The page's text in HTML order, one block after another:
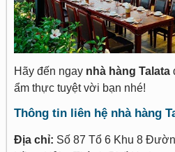
Hãy đến ngay nhà hàng Talata
ẩm thực tuyệt vời bạn nhé!
Thông tin liên hệ nhà hàng
Địa chỉ: Số 87 Tổ 6 Khu 8